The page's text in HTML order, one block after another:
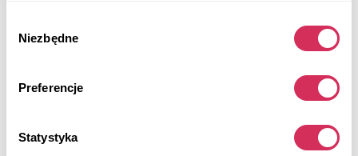
zgody
Niezbędne
Preferencje
Statystyka